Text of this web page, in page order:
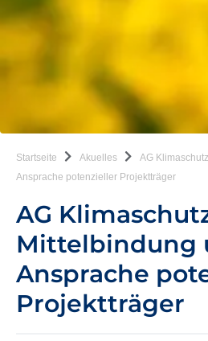
Startseite Akuelles
AG
Ansprache potenzieller Projektträger
AG
Mittelbindung
Ansprache
Projektträger